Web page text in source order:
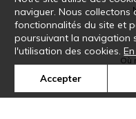
Où
naviguer. Nous
fonctionnalités du site et
poursuivant la navigation
l'utilisation des cookies.
Accepter